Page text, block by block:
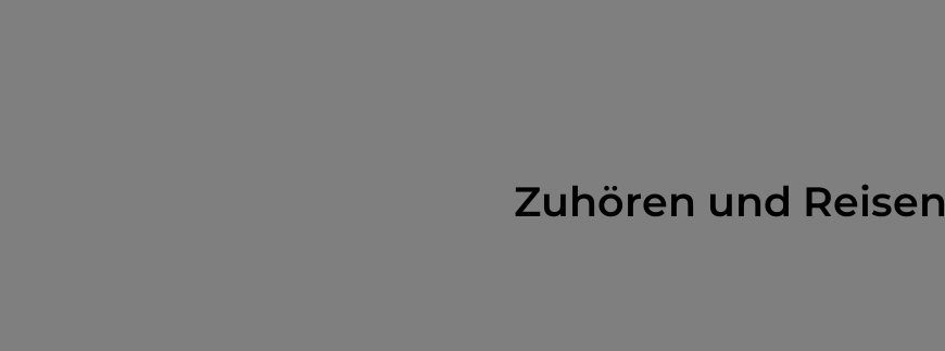
der „Klassiker“, der am Fuße der Schiara-Gruppe in Belluno endet.Zuhören und Reisen